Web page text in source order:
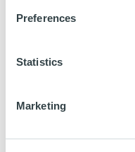
Preferences
Statistics
Marketing
Pointe des Arts
INVESTISSEMENT